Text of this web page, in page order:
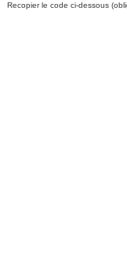
Recopier le code ci-dessous